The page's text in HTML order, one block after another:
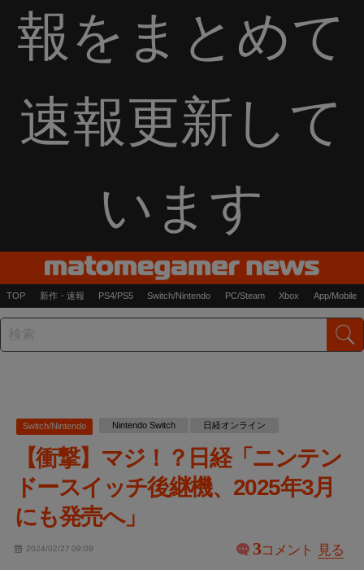
報をまとめて
速報更新して
います
TOP 新作・速報 PS4/PS5 Switch/Nintendo PC/Steam Xbox App/Mobile
Switch/Nintendo Nintendo Switch 日経オンライン
【衝撃】マジ！？日経「ニンテン
ドースイッチ後継機、2025年3月
にも発売へ」
2024/02/27 09:09 3コメント 見る